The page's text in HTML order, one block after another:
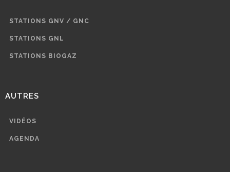
STATIONS GNV / GNC
STATIONS GNL
STATIONS BIOGAZ
AUTRES
VIDÉOS
AGENDA